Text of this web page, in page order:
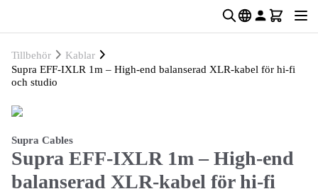
Tillbehör
Kablar
Supra EFF-IXLR 1m – High-end balanserad XLR-kabel för hi-fi
och studio
Supra Cables
Supra EFF-IXLR 1m – High-end
balanserad XLR-kabel för hi-fi